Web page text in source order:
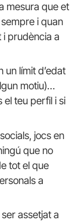
mesura que et
i quan
i prudència a
un límit d’edat
motiu)…
el teu perfil i si
jocs en
que no
tot el que
a
assetjat a